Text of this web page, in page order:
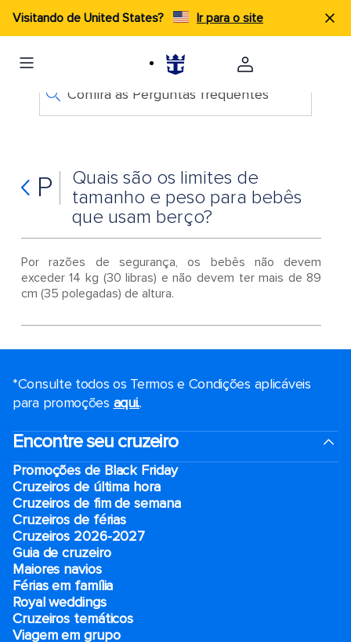
Visitando de United States? Ir para o site
Confira as Perguntas frequentes
P
Quais são os limites de
tamanho e peso para bebês
que usam berço?
Por razões de segurança, os bebês não devem
exceder 14 kg (30 libras) e não devem ter mais de 89
cm (35 polegadas) de altura.
*Consulte todos os Termos e Condições aplicáveis ​​
para promoções aqui..
Encontre seu cruzeiro
Promoções de Black Friday
Cruzeiros de última hora
Cruzeiros de fim de semana
Cruzeiros de férias
Cruzeiros 2026-2027
Guia de cruzeiro
Maiores navios
Férias em família
Royal weddings
Cruzeiros temáticos
Viagem em grupo